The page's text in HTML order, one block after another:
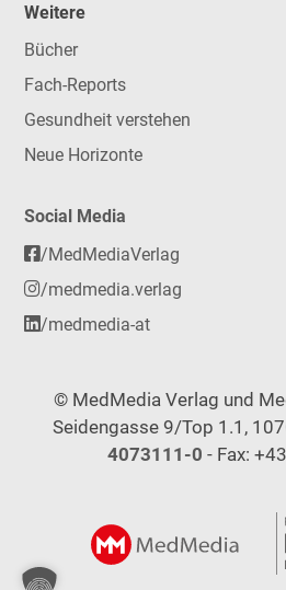
Weitere
Bücher
Fach-Reports
Gesundheit verstehen
Neue Horizonte
Social Media
/MedMediaVerlag
/medmedia.verlag
/medmedia-at
© MedMedia Verlag und
Seidengasse 9/Top 1.1,
4073111-0 - Fax: